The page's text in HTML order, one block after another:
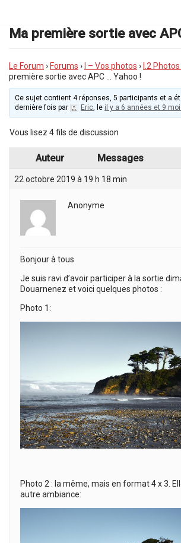
au
contenu
Ma première sortie avec
Le Forum › Forums › I – Vos photos › I.2
première sortie avec APC … Yahoo !
Ce sujet contient 4 réponses, 5 participants et a
dernière fois par
Eric, le il y a 6 années et 9
Vous lisez 4 fils de discussion
Auteur Messages
22 octobre 2019 à 19 h 18 min
Anonyme
Bonjour à tous
Je suis ravi d’avoir participer à la sortie
Douarnenez et voici quelques photos :
Photo 1:
Photo 2 : la même, mais en format 4 x 3.
autre ambiance: